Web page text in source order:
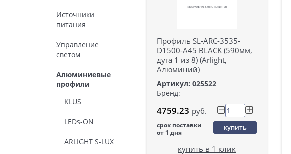
Источники
питания
Управление
светом
Алюминиевые
профили
KLUS
LEDs-ON
ARLIGHT S-LUX
Профиль SL-ARC-3535-
D1500-A45 BLACK (590мм,
дуга 1 из 8) (Arlight,
Алюминий)
Артикул: 025522
Бренд:
4759.23 руб.
срок поставки
от 1 дня
купить
купить в 1 клик